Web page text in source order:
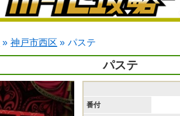
» 神戸市西区 » パステ
パステ
番付